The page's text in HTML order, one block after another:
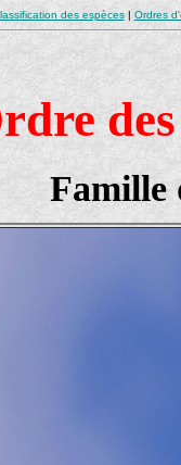
des espèces| Ordres
Famille